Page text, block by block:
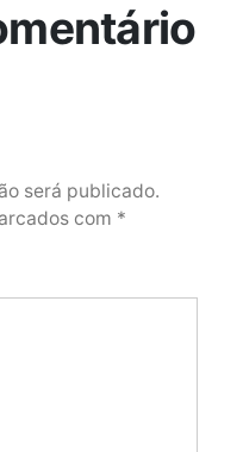
será publicado.
com *